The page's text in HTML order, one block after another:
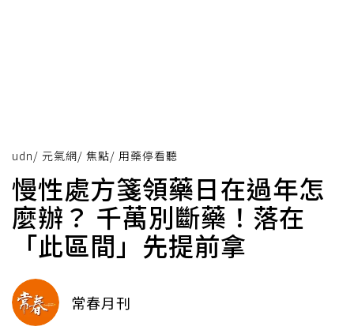
udn/ 元氣網/ 焦點/ 用藥停看聽
慢性處方箋領藥日在過年怎
麼辦？ 千萬別斷藥！落在
「此區間」先提前拿
常春月刊